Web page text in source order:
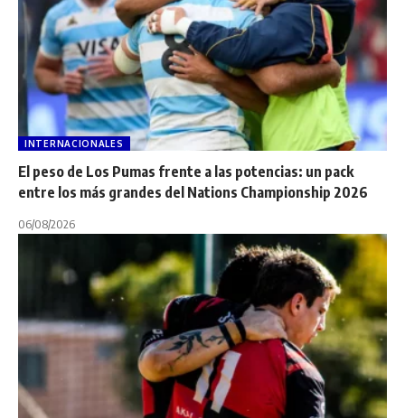
INTERNACIONALES
El peso de Los Pumas frente a las potencias: un pack
entre los más grandes del Nations Championship 2026
06/08/2026